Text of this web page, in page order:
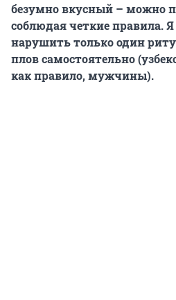
безумно вкусный – можно
соблюдая четкие правила.
нарушить только один
плов самостоятельно
как правило, мужчины).